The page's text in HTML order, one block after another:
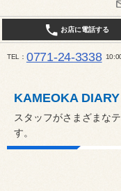
お店に電話する
TEL 0771-24-3338
KAMEOKA DIARY
スタッフがさまざまな
す。